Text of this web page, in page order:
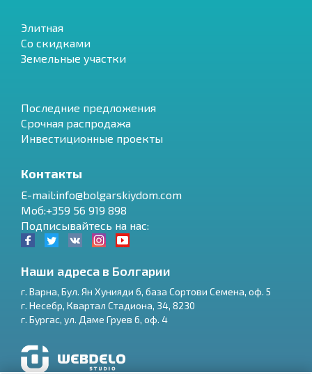
$
Элитная
Со скидками
Земельные участки
Последние предложения
Срочная распродажа
Инвестиционные проекты
Контакты
E-mail:info@bolgarskiydom.com
Моб:+359 56 919 898
Подписывайтесь на нас:
Наши адреса в Болгарии
г. Варна, Бул. Ян Хунияди 6, база Сортови Семена, оф. 5
г. Несебр, Квартал Стадиона, 34, 8230
г. Бургас, ул. Даме Груев 6, оф. 4